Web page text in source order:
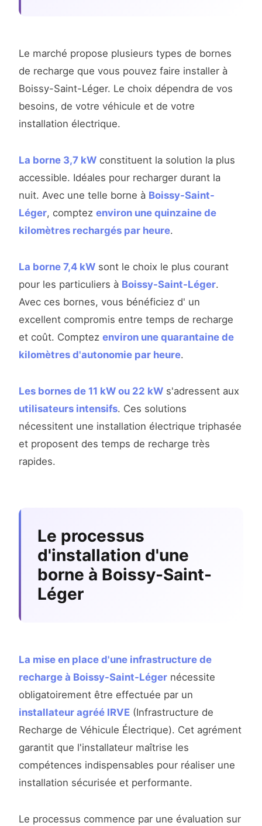
Le marché propose plusieurs types de bornes
de recharge que vous pouvez faire installer à
Boissy-Saint-Léger. Le choix dépendra de vos
besoins, de votre véhicule et de votre
installation électrique.
La borne 3,7 kW constituent la solution la plus
accessible. Idéales pour recharger durant la
nuit. Avec une telle borne à Boissy-Saint-
Léger, comptez environ une quinzaine de
kilomètres rechargés par heure.
La borne 7,4 kW sont le choix le plus courant
pour les particuliers à Boissy-Saint-Léger.
Avec ces bornes, vous bénéficiez d' un
excellent compromis entre temps de recharge
et coût. Comptez environ une quarantaine de
kilomètres d'autonomie par heure.
Les bornes de 11 kW ou 22 kW s'adressent aux
utilisateurs intensifs. Ces solutions
nécessitent une installation électrique triphasée
et proposent des temps de recharge très
rapides.
Le processus
d'installation d'une
borne à Boissy-Saint-
Léger
La mise en place d'une infrastructure de
recharge à Boissy-Saint-Léger nécessite
obligatoirement être effectuée par un
installateur agréé IRVE (Infrastructure de
Recharge de Véhicule Électrique). Cet agrément
garantit que l'installateur maîtrise les
compétences indispensables pour réaliser une
installation sécurisée et performante.
Le processus commence par une évaluation sur